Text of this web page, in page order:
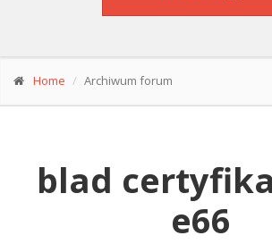
Home Archiwum forum
blad
e66